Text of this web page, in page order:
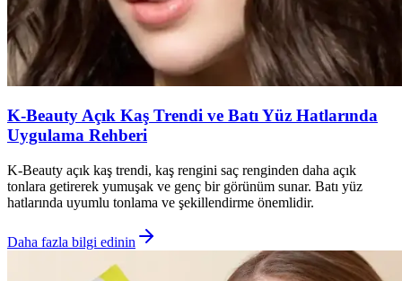
K-Beauty Açık Kaş Trendi ve Batı Yüz Hatlarında
Uygulama Rehberi
K-Beauty açık kaş trendi, kaş rengini saç renginden daha açık
tonlara getirerek yumuşak ve genç bir görünüm sunar. Batı yüz
hatlarında uyumlu tonlama ve şekillendirme önemlidir.
Daha fazla bilgi edinin